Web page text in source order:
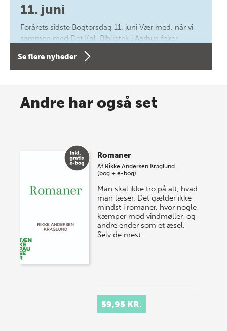
11. juni
Forårets sidste Bogtorsdag 11. juni Vær med, når vi
sammen med Det Kgl. Bibliotek i Aarhus fejrer
forfatterne bag vores nyes…
Spar op til 70% til sommer-
store sommer-lagersalg, så sæt kryds i kalenderen
onsdag den 10. j…
Se flere nyheder
Andre har også set
Romaner
Af Rikke Andersen Kraglund
(bog + e-bog)
Man skal ikke tro på alt, hvad
man læser. Det gælder ikke
mindst i romaner, hvor nogle
kæmper mod vindmøller, og
andre ender som et æsel.
Selv de mest…
59,95 KR.